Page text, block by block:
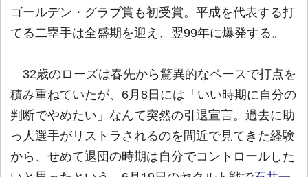
ゴールデン・グラブ賞も初受賞。平成を代表する打
てる二塁手は全盛期を迎え、翌99年に爆発する。
32歳のローズは春先から驚異的なペースで打点を
積み重ねていたが、6月8日には「いい時期に自分の
判断でやめたい」なんて突然の引退宣言。過去に助
っ人選手がリストラされるのを間近で見てきた経験
から、せめて退団の時期は自分でコントロールした